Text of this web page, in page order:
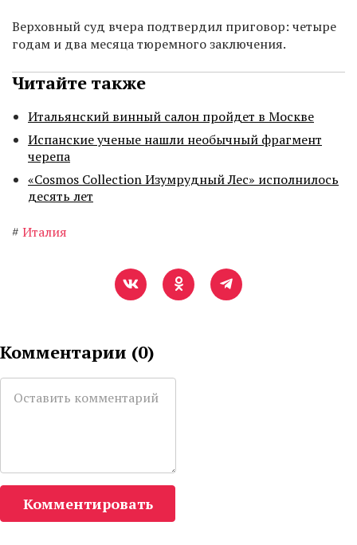
Верховный суд вчера подтвердил приговор: четыре
годам и два месяца тюремного заключения.
Читайте также
Итальянский винный салон пройдет в Москве
Испанские ученые нашли необычный фрагмент
черепа
«Cosmos Collection Изумрудный Лес» исполнилось
десять лет
# Италия
Комментарии (0)
Комментировать